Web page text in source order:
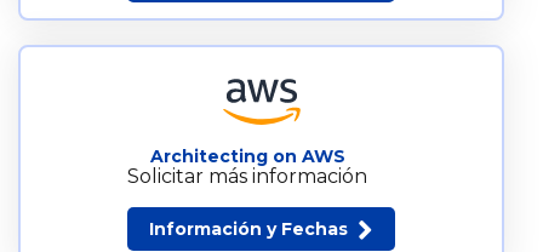
Architecting on AWS
Solicitar más información
Información y Fechas